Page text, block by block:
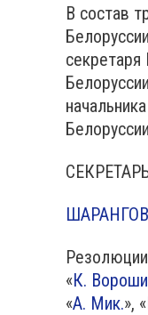
В состав
Белоруссии
Белoруссии
Белоруссии
«К.
«А. Мик.», «